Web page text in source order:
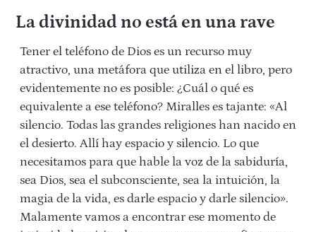
La divinidad no está en una rave
Tener el teléfono de Dios es un recurso muy
atractivo, una metáfora que utiliza en el libro, pero
evidentemente no es posible: ¿Cuál o qué es
equivalente a ese teléfono? Miralles es tajante: «Al
silencio. Todas las grandes religiones han nacido en
el desierto. Allí hay espacio y silencio. Lo que
necesitamos para que hable la voz de la sabiduría,
sea Dios, sea el subconsciente, sea la intuición, la
magia de la vida, es darle espacio y darle silencio».
Malamente vamos a encontrar ese momento de